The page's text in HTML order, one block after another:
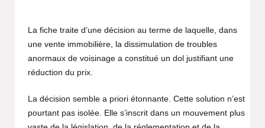
La fiche traite d’une décision au terme de laquelle, dans
une vente immobilière, la dissimulation de troubles
anormaux de voisinage a constitué un dol justifiant une
réduction du prix.
La décision semble a priori étonnante. Cette solution n’est
pourtant pas isolée. Elle s’inscrit dans un mouvement plus